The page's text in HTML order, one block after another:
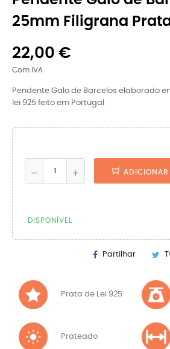
25mm Filigrana
22,00 €
Com IVA
Pendente Galo de Barcelos elaborado
lei 925 feito em Portugal
DISPONÍVEL
Partilhar
Prata de Lei 925
Prateado